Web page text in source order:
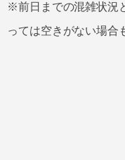
※前日までの混雑状況
っては空きがない場合